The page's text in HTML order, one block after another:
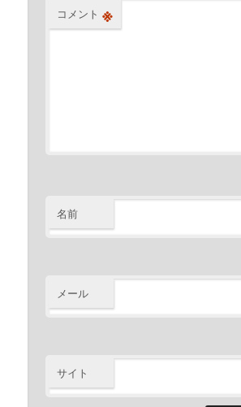
コメント ※
名前
メール
サイト